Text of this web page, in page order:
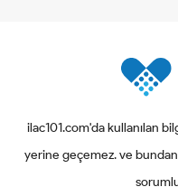
ilac101.com'da kullanılan
yerine geçemez. ve